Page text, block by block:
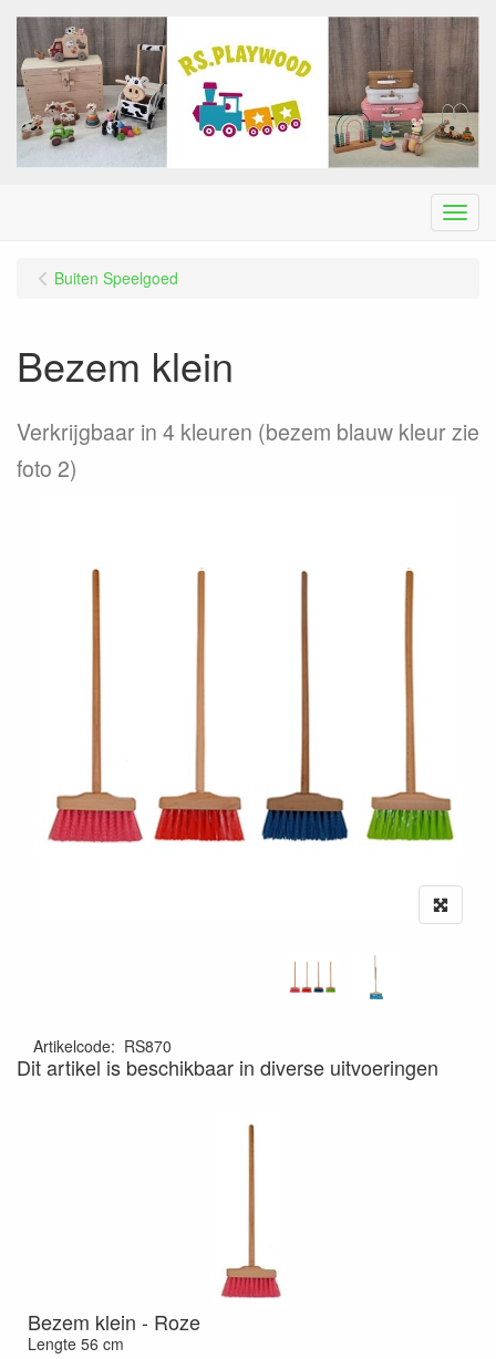
Menu
Buiten Speelgoed
Bezem klein
Verkrijgbaar in 4 kleuren (bezem blauw kleur zie
foto 2)
Artikelcode: RS870
Dit artikel is beschikbaar in diverse uitvoeringen
Bezem klein - Roze
Lengte 56 cm